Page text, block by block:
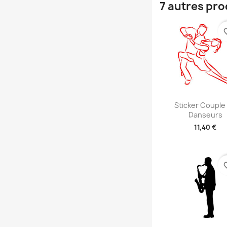
7 autres
Aperçu
+2
Sticker Couple
Danseurs
11,40 €